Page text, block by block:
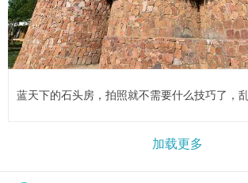
蓝天下的石头房，拍照就不需要什么技巧了，
加载更多